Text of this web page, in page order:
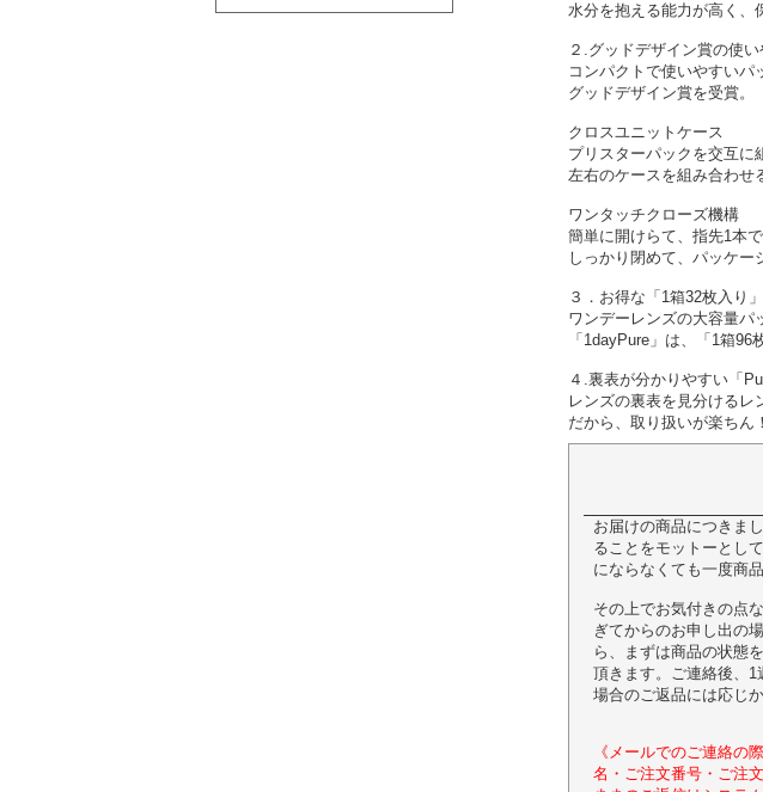
水分を抱える能力が高く、
２.グッドデザイン賞の使い
コンパクトで使いやすいパ
グッドデザイン賞を受賞。
クロスユニットケース
プリスターパックを交互に
左右のケースを組み合わせ
ワンタッチクローズ機構
簡単に開けらて、指先1本
しっかり閉めて、パッケー
３．お得な「1箱32枚入り」
ワンデーレンズの大容量パ
「1dayPure」は、「1箱96
４.裏表が分かりやすい「
レンズの裏表を見分けるレ
だから、取り扱いが楽ちん！
お届けの商品につきま
ることをモットーとし
にならなくても一度商
その上でお気付きの点
ぎてからのお申し出の
ら、まずは商品の状態
頂きます。ご連絡後、
場合のご返品には応じ
《メールでのご連絡の
名・ご注文番号・ご注